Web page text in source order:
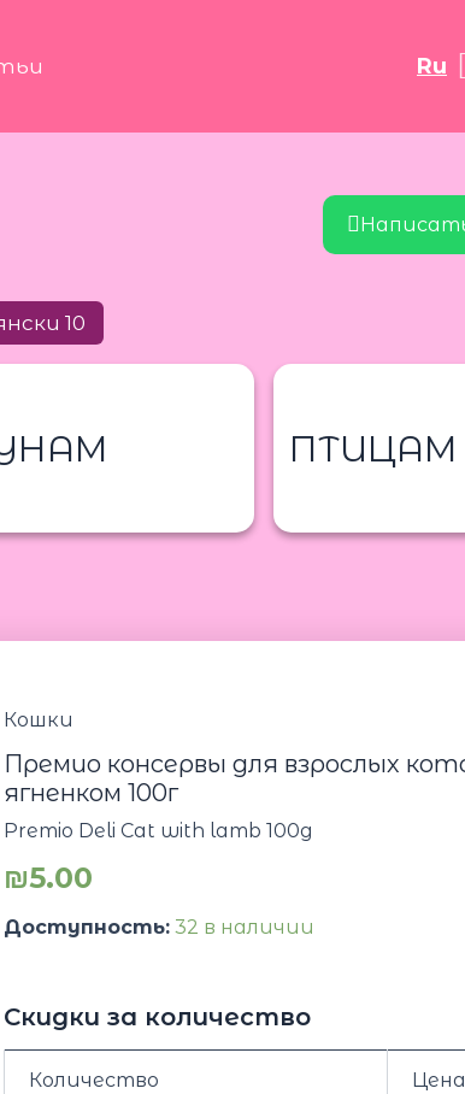
ru
10
ПТИЦАМ
Кошки
Премио консервы для взрослых
ягненком 100г
Premio Deli Cat with lamb 100g
₪5.00
Доступность: 32 в наличии
Скидки за количество
Количество Цена
with
100g
Премио
котов
100г